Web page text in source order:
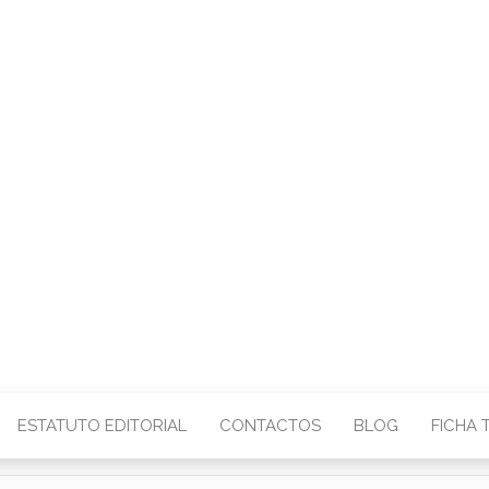
ESTATUTO EDITORIAL CONTACTOS BLOG FICHA